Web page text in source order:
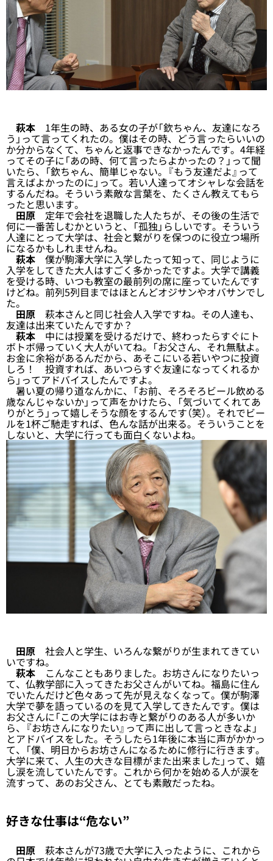
萩本 1年生の時、ある女の子が「欽ちゃん、友達になろ
う」って言ってくれたの。僕はその時、どう言ったらいいの
か分からなくて、ちゃんと返事できなかったんです。4年経
ってその子に「あの時、何て言ったらよかったの？」って聞
いたら、「欽ちゃん、簡単じゃない。『もう友達だよ』って
言えばよかったのに」って。若い人達ってオシャレな会話を
するんだね。そういう素敵な言葉を、たくさん教えてもら
ったと思います。
田原 定年で会社を退職した人たちが、その後の生活で
何に一番苦しむかというと、「孤独」らしいです。そういう
人達にとって大学は、社会と繋がりを保つのに役立つ場所
になるかもしれませんね。
萩本 僕が駒澤大学に入学したって知って、同じように
入学をしてきた大人はすごく多かったですよ。大学で講義
を受ける時、いつも教室の最前列の席に座っていたんです
けどね。前列5列目まではほとんどオジサンやオバサンでし
た。
田原 萩本さんと同じ社会人入学ですね。その人達も、
友達は出来ていたんですか？
萩本 中には授業を受けるだけで、終わったらすぐにト
ボトボ帰っていく大人がいてね。「お父さん、それ無駄よ。
お金に余裕があるんだから、あそこにいる若いやつに投資
しろ！ 投資すれば、あいつらすぐ友達になってくれるか
ら」ってアドバイスしたんですよ。
暑い夏の帰り道なんかに、「お前、そろそろビール飲める
歳なんじゃないか」って声をかけたら、「気づいてくれてあ
りがとう」って嬉しそうな顔をするんです（笑）。それでビー
ルを1杯ご馳走すれば、色んな話が出来る。そういうことを
しないと、大学に行っても面白くないよね。
田原 社会人と学生、いろんな繋がりが生まれてきてい
いですね。
萩本 こんなこともありました。お坊さんになりたいっ
て、仏教学部に入ってきたお父さんがいてね。福島に住ん
でいたんだけど色々あって先が見えなくなって。僕が駒澤
大学で夢を語っているのを見て入学してきたんです。僕は
お父さんに「この大学にはお寺と繋がりのある人が多いか
ら、『お坊さんになりたい』って声に出して言っときなよ」
とアドバイスをした。そうしたら1年後に本当に声がかかっ
て、「僕、明日からお坊さんになるために修行に行きます。
大学に来て、人生の大きな目標がまた出来ました」って、嬉
し涙を流していたんです。これから何かを始める人が涙を
流すって、あのお父さん、とても素敵だったね。
好きな仕事は“危ない”
田原 萩本さんが73歳で大学に入ったように、これから